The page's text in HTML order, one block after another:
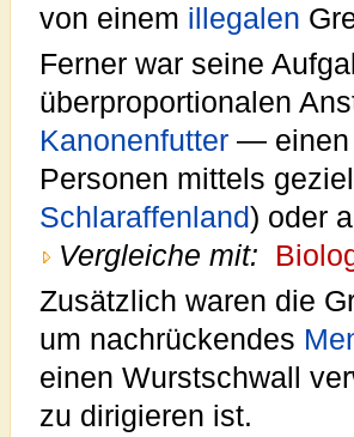
von einem illegalen
Ferner war seine
überproportionalen
Kanonenfutter — einen
Personen mittels
Schlaraffenland) oder
Vergleiche mit:
Zusätzlich waren die
um nachrückendes
einen Wurstschwall
zu dirigieren ist.